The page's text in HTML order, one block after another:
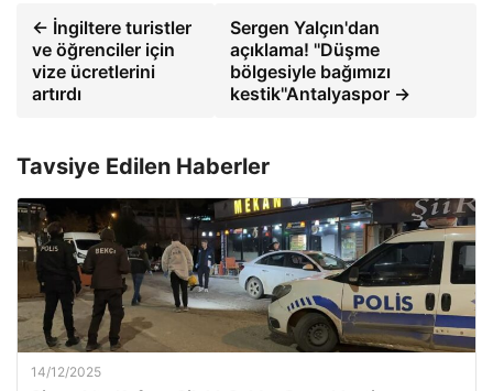
← İngiltere turistler
ve öğrenciler için
vize ücretlerini
artırdı
Sergen Yalçın'dan
açıklama! ''Düşme
bölgesiyle bağımızı
kestik''Antalyaspor →
Tavsiye Edilen Haberler
14/12/2025